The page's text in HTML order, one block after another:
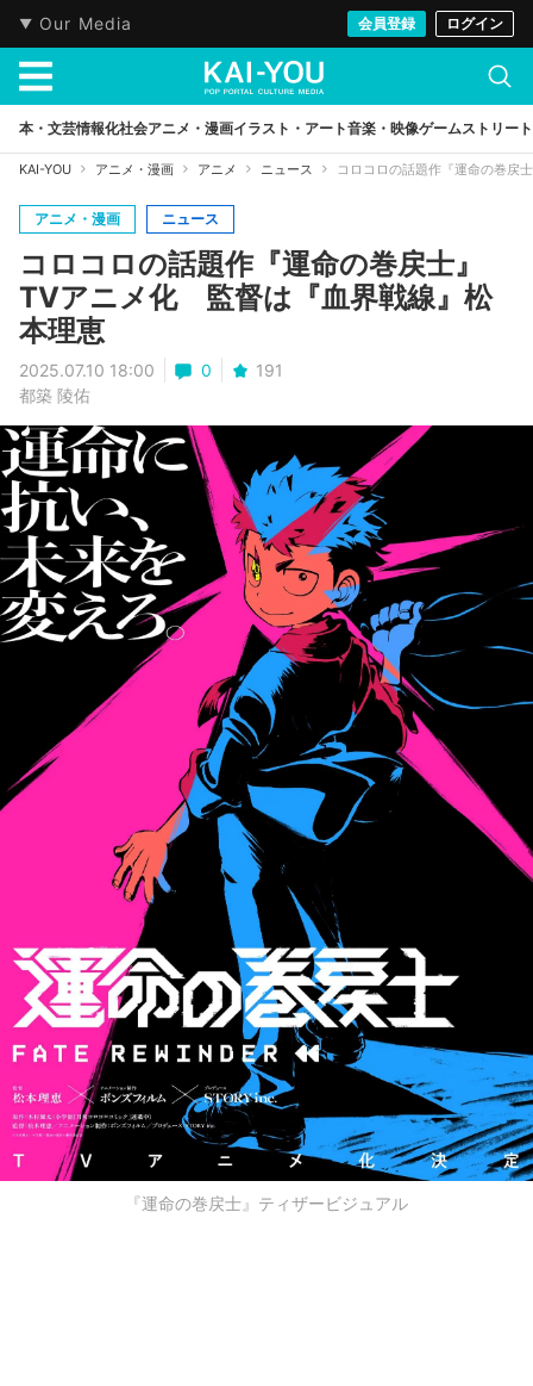
Our Media 会員登録 ログイン
本・文芸情報化社会アニメ・漫画イラスト・アート音楽・映像ゲームストリート
KAI-YOU アニメ・漫画 アニメ ニュース コロコロの話題作『運命の巻戻
アニメ・漫画 ニュース
コロコロの話題作『運命の巻戻士』
TVアニメ化 監督は『血界戦線』松
本理恵
2025.07.10 18:00 0
191
都築 陵佑
『運命の巻戻士』ティザービジュアル